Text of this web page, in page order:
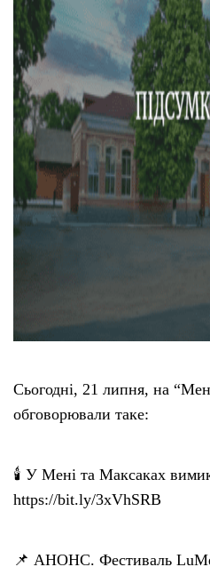
Сьогодні, 21 липня, на
обговорювали таке:
🕯 У Мені та Максаках
https://bit.ly/3xVhSRB
📌 АНОНС. Фестиваль